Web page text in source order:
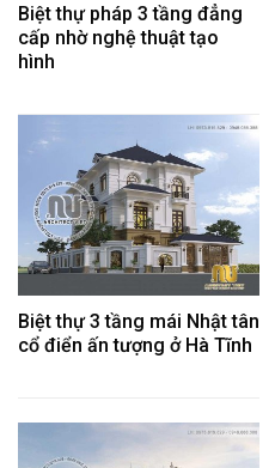
Biệt thự pháp 3 tầng đẳng
cấp nhờ nghệ thuật tạo
hình
Biệt thự 3 tầng mái Nhật tân
cổ điển ấn tượng ở Hà Tĩnh